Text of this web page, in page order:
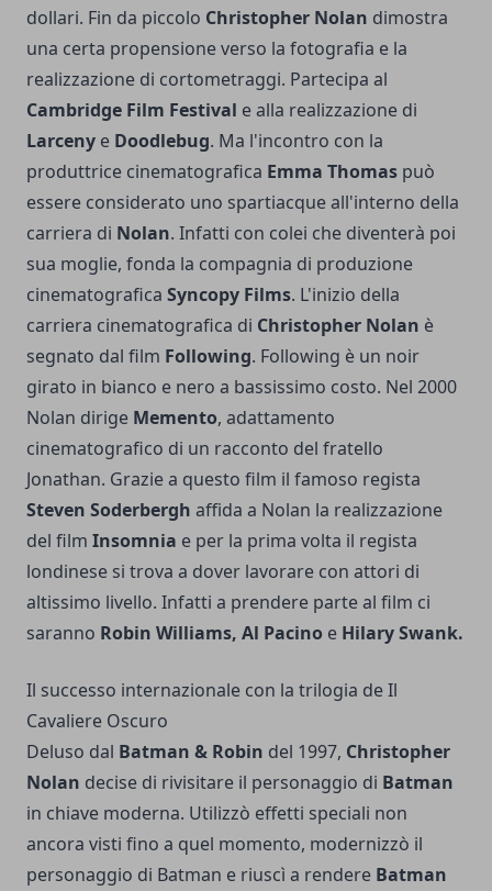
dollari. Fin da piccolo Christopher Nolan dimostra
una certa propensione verso la fotografia e la
realizzazione di cortometraggi. Partecipa al
Cambridge Film Festival e alla realizzazione di
Larceny e Doodlebug. Ma l'incontro con la
produttrice cinematografica Emma Thomas può
essere considerato uno spartiacque all'interno della
carriera di Nolan. Infatti con colei che diventerà poi
sua moglie, fonda la compagnia di produzione
cinematografica Syncopy Films. L'inizio della
carriera cinematografica di Christopher Nolan è
segnato dal film Following. Following è un noir
girato in bianco e nero a bassissimo costo. Nel 2000
Nolan dirige Memento, adattamento
cinematografico di un racconto del fratello
Jonathan. Grazie a questo film il famoso regista
Steven Soderbergh affida a Nolan la realizzazione
del film Insomnia e per la prima volta il regista
londinese si trova a dover lavorare con attori di
altissimo livello. Infatti a prendere parte al film ci
saranno Robin Williams, Al Pacino e Hilary Swank.
Il successo internazionale con la trilogia de Il
Cavaliere Oscuro
Deluso dal Batman & Robin del 1997, Christopher
Nolan decise di rivisitare il personaggio di Batman
in chiave moderna. Utilizzò effetti speciali non
ancora visti fino a quel momento, modernizzò il
personaggio di Batman e riuscì a rendere Batman